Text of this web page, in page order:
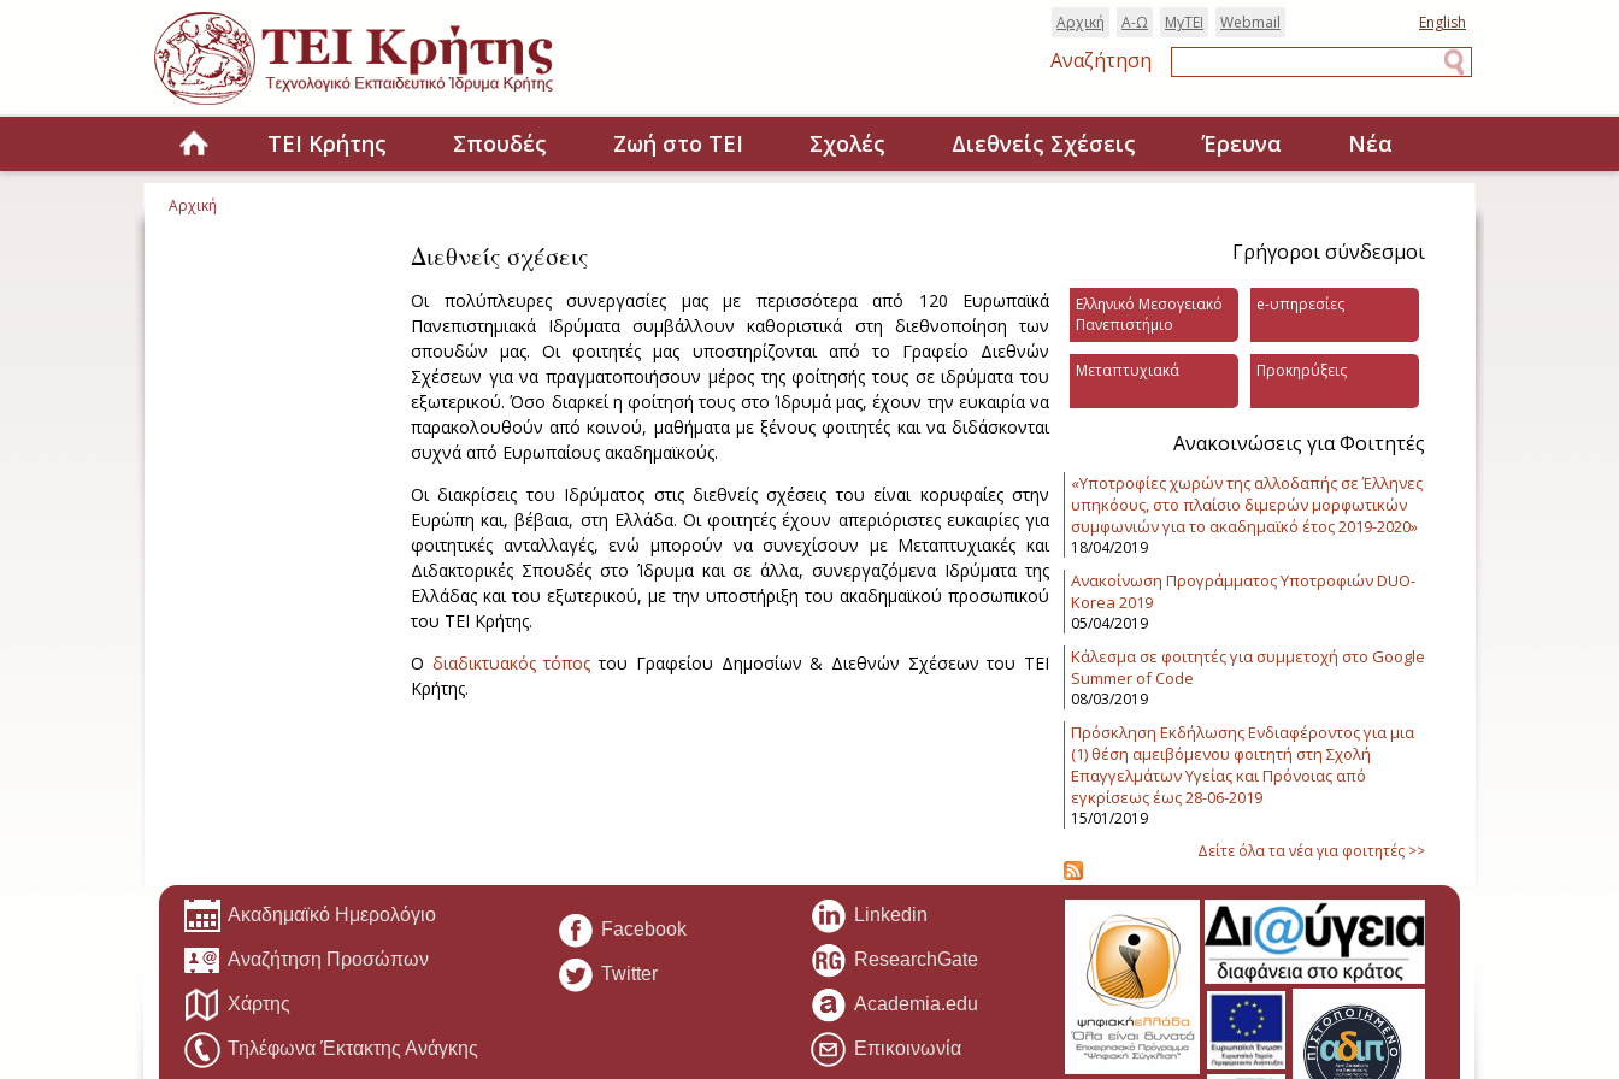
Παράκαμψη προς το κυρίως περιεχόμενο
English
Webmail
MyTEI
Α-Ω
Αρχική
Αναζήτηση
HomeΤΕΙ Κρήτης Σπουδές Ζωή στο ΤΕΙ Σχολές Διεθνείς Σχέσεις Έρευνα Νέα
Αρχική
Διεθνείς σχέσεις
Οι πολύπλευρες συνεργασίες μας με περισσότερα από 120 Ευρωπαϊκά
Πανεπιστημιακά Ιδρύματα συμβάλλουν καθοριστικά στη διεθνοποίηση των
σπουδών μας. Οι φοιτητές μας υποστηρίζονται από το Γραφείο Διεθνών
Σχέσεων για να πραγματοποιήσουν μέρος της φοίτησής τους σε ιδρύματα του
εξωτερικού. Όσο διαρκεί η φοίτησή τους στο Ίδρυμά μας, έχουν την ευκαιρία να
παρακολουθούν από κοινού, μαθήματα με ξένους φοιτητές και να διδάσκονται
συχνά από Ευρωπαίους ακαδημαϊκούς.
Οι διακρίσεις του Ιδρύματος στις διεθνείς σχέσεις του είναι κορυφαίες στην
Ευρώπη και, βέβαια, στη Ελλάδα. Οι φοιτητές έχουν απεριόριστες ευκαιρίες για
φοιτητικές ανταλλαγές, ενώ μπορούν να συνεχίσουν με Μεταπτυχιακές και
Διδακτορικές Σπουδές στο Ίδρυμα και σε άλλα, συνεργαζόμενα Ιδρύματα της
Ελλάδας και του εξωτερικού, με την υποστήριξη του ακαδημαϊκού προσωπικού
του ΤΕΙ Κρήτης.
Ο διαδικτυακός τόπος του Γραφείου Δημοσίων & Διεθνών Σχέσεων του ΤΕΙ
Κρήτης.
Γρήγοροι σύνδεσμοι
Ελληνικό Μεσογειακό
Πανεπιστήμιο
e-υπηρεσίες
Μεταπτυχιακά Προκηρύξεις
Ανακοινώσεις για Φοιτητές
«Υποτροφίες χωρών της αλλοδαπής σε Έλληνες
υπηκόους, στο πλαίσιο διμερών μορφωτικών
συμφωνιών για το ακαδημαϊκό έτος 2019-2020»
18/04/2019
Ανακοίνωση Προγράμματος Υποτροφιών DUO-
Korea 2019
05/04/2019
Κάλεσμα σε φοιτητές για συμμετοχή στο Google
Summer of Code
08/03/2019
Πρόσκληση Εκδήλωσης Ενδιαφέροντος για μια
(1) θέση αμειβόμενου φοιτητή στη Σχολή
Επαγγελμάτων Υγείας και Πρόνοιας από
εγκρίσεως έως 28-06-2019
15/01/2019
Δείτε όλα τα νέα για φοιτητές >>
Ακαδημαϊκό Ημερολόγιο
Αναζήτηση Προσώπων
Χάρτης
Τηλέφωνα Έκτακτης Ανάγκης
Facebook
Twitter
Linkedin
ResearchGate
Academia.edu
Επικοινωνία